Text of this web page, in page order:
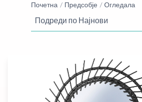
Почетна Предсобје Огледала